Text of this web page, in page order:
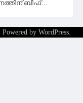
ബീഫ്…
by WordPress.